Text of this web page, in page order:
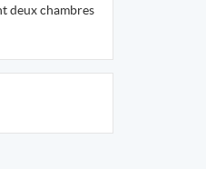
deux chambres